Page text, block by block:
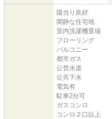
陽当り良好
閑静な住宅地
室内洗濯機置場
フローリング
バルコニー
都市ガス
公営水道
公共下水
電気有
駐車2台可
ガスコンロ
コンロ２口以上